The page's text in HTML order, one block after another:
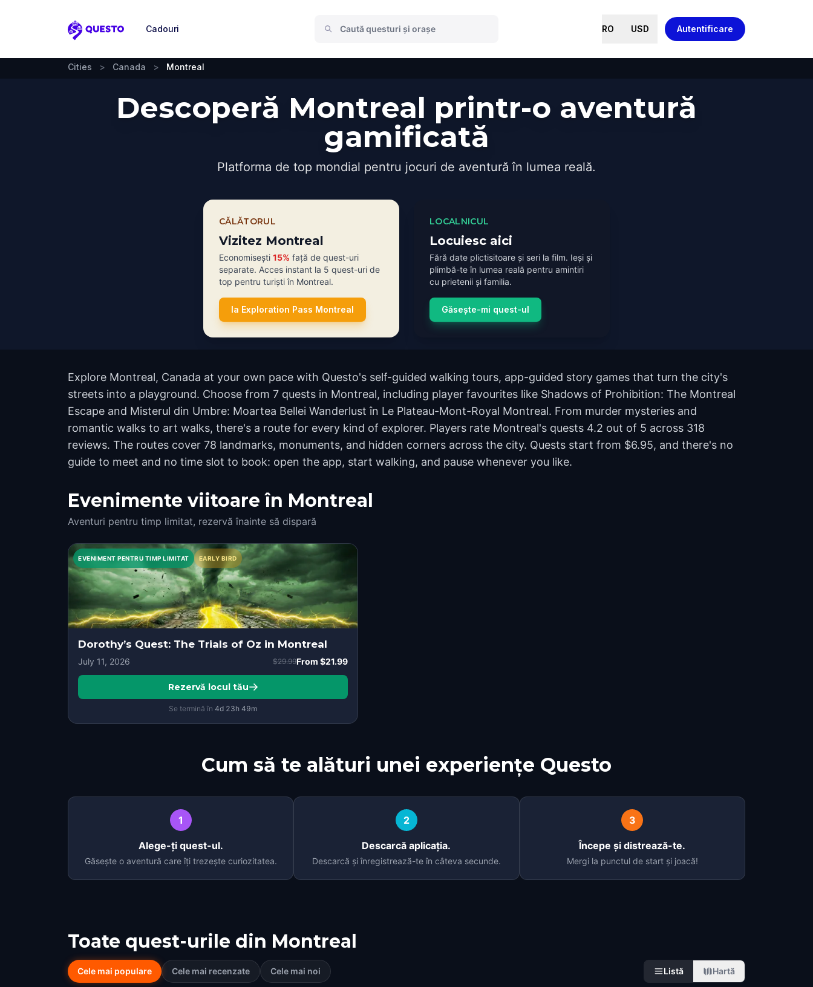
Questo
Cadouri RO USD Autentificare
Cities > Canada > Montreal
Descoperă Montreal printr-o aventură
gamificată
Platforma de top mondial pentru jocuri de aventură în lumea reală.
CĂLĂTORUL
Vizitez Montreal
Economisești 15% față de quest-uri
separate. Acces instant la 5 quest-uri de
top pentru turiști în Montreal.
Ia Exploration Pass Montreal
LOCALNICUL
Locuiesc aici
Fără date plictisitoare și seri la film. Ieși și
plimbă-te în lumea reală pentru amintiri
cu prietenii și familia.
Găsește-mi quest-ul
Explore Montreal, Canada at your own pace with Questo's self-guided walking tours, app-guided story games that turn the city's
streets into a playground. Choose from 7 quests in Montreal, including player favourites like Shadows of Prohibition: The Montreal
Escape and Misterul din Umbre: Moartea Bellei Wanderlust în Le Plateau-Mont-Royal Montreal. From murder mysteries and
romantic walks to art walks, there's a route for every kind of explorer. Players rate Montreal's quests 4.2 out of 5 across 318
reviews. The routes cover 78 landmarks, monuments, and hidden corners across the city. Quests start from $6.95, and there's no
guide to meet and no time slot to book: open the app, start walking, and pause whenever you like.
Evenimente viitoare în Montreal
Aventuri pentru timp limitat, rezervă înainte să dispară
EVENIMENT PENTRU TIMP LIMITAT EARLY BIRD
Dorothy’s Quest: The Trials of Oz in Montreal
July 11, 2026 $29.99From $21.99
Rezervă locul tău
Se termină în 4d 23h 49m
Cum să te alături unei experiențe Questo
1
Alege-ți quest-ul.
Găsește o aventură care îți trezește curiozitatea.
2
Descarcă aplicația.
Descarcă și înregistrează-te în câteva secunde.
3
Începe și distrează-te.
Mergi la punctul de start și joacă!
Toate quest-urile din Montreal
Cele mai populare Cele mai recenzate Cele mai noi Listă Hartă